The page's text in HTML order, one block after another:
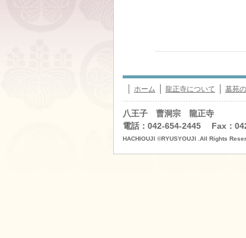
ホーム 龍正寺について 墓苑
八王子 曹洞宗 龍正寺
電話：042-654-2445 Fax：
HACHIOUJI ©RYUSYOUJI .All Rights